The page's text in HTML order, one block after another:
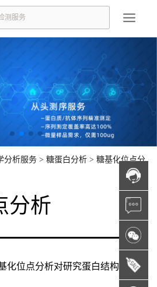
分析服务 > 糖蛋白分析 > 糖基化位点分
分析
化位点分析对研究蛋白结构及功能